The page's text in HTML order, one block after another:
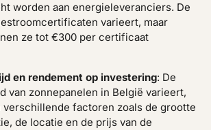
worden aan energieleveranciers. De
varieert, maar
ze tot €300 per certificaat
en rendement op investering: De
van zonnepanelen in België varieert,
verschillende factoren zoals de grootte
de locatie en de prijs van de